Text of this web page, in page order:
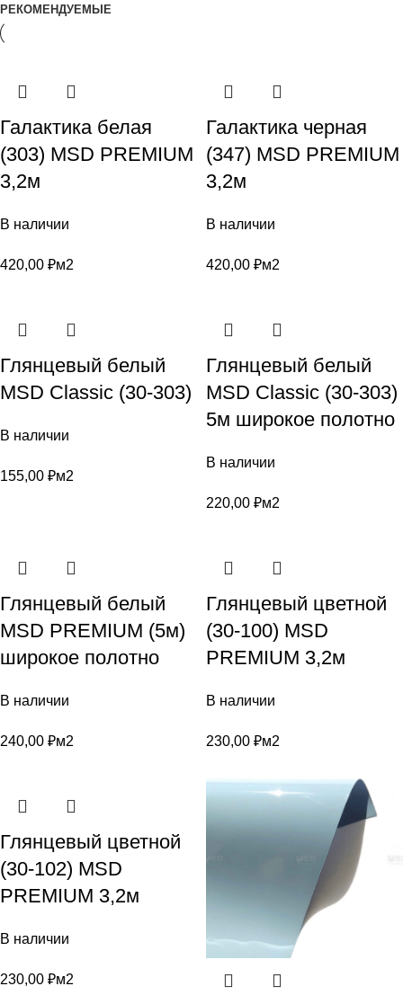
РЕКОМЕНДУЕМЫЕ
Галактика белая
(303) MSD PREMIUM
3,2м
В наличии
420,00 ₽м2
Галактика черная
(347) MSD PREMIUM
3,2м
В наличии
420,00 ₽м2
Глянцевый белый
MSD Classic (30-303)
В наличии
155,00 ₽м2
Глянцевый белый
MSD Classic (30-303)
5м широкое полотно
В наличии
220,00 ₽м2
Глянцевый белый
MSD PREMIUM (5м)
широкое полотно
В наличии
240,00 ₽м2
Глянцевый цветной
(30-100) MSD
PREMIUM 3,2м
В наличии
230,00 ₽м2
Глянцевый цветной
(30-102) MSD
PREMIUM 3,2м
В наличии
230,00 ₽м2